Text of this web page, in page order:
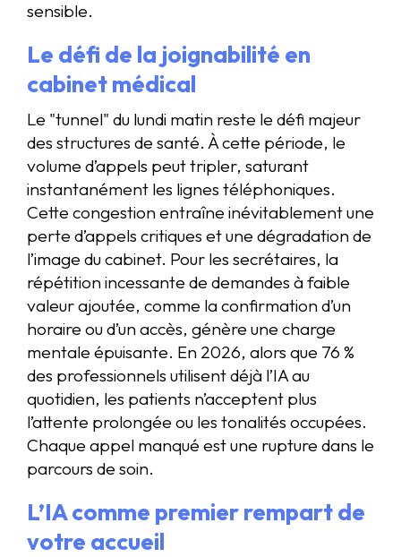
sensible.
Le défi de la joignabilité en
cabinet médical
Le "tunnel" du lundi matin reste le défi majeur
des structures de santé. À cette période, le
volume d’appels peut tripler, saturant
instantanément les lignes téléphoniques.
Cette congestion entraîne inévitablement une
perte d’appels critiques et une dégradation de
l’image du cabinet. Pour les secrétaires, la
répétition incessante de demandes à faible
valeur ajoutée, comme la confirmation d’un
horaire ou d’un accès, génère une charge
mentale épuisante. En 2026, alors que 76 %
des professionnels utilisent déjà l’IA au
quotidien, les patients n’acceptent plus
l’attente prolongée ou les tonalités occupées.
Chaque appel manqué est une rupture dans le
parcours de soin.
L’IA comme premier rempart de
votre accueil